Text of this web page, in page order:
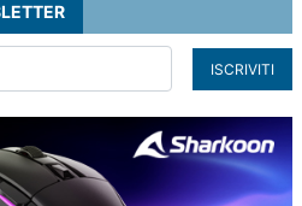
ISCRIVITI